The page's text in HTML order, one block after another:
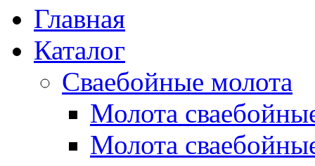
Главная
Каталог
Сваебойные молота
Молота
Молота